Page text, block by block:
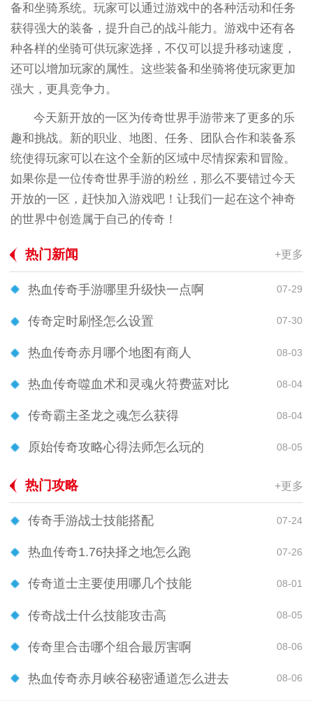
备和坐骑系统。玩家可以通过游戏中的各种活动和任务
获得强大的装备，提升自己的战斗能力。游戏中还有各
种各样的坐骑可供玩家选择，不仅可以提升移动速度，
还可以增加玩家的属性。这些装备和坐骑将使玩家更加
强大，更具竞争力。
今天新开放的一区为传奇世界手游带来了更多的乐
趣和挑战。新的职业、地图、任务、团队合作和装备系
统使得玩家可以在这个全新的区域中尽情探索和冒险。
如果你是一位传奇世界手游的粉丝，那么不要错过今天
开放的一区，赶快加入游戏吧！让我们一起在这个神奇
的世界中创造属于自己的传奇！
热门新闻 +更多
热血传奇手游哪里升级快一点啊 07-29
传奇定时刷怪怎么设置 07-30
热血传奇赤月哪个地图有商人 08-03
热血传奇噬血术和灵魂火符费蓝对比 08-04
传奇霸主圣龙之魂怎么获得 08-04
原始传奇攻略心得法师怎么玩的 08-05
热门攻略 +更多
传奇手游战士技能搭配 07-24
热血传奇1.76抉择之地怎么跑 07-26
传奇道士主要使用哪几个技能 08-01
传奇战士什么技能攻击高 08-05
传奇里合击哪个组合最厉害啊 08-06
热血传奇赤月峡谷秘密通道怎么进去 08-06